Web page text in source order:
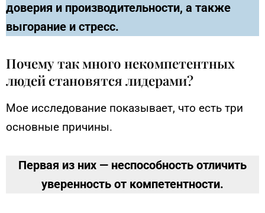
доверия и производительности, а также
выгорание и стресс.
Почему так много некомпетентных
людей становятся лидерами?
Мое исследование показывает, что есть три
основные причины.
Первая из них — неспособность отличить
уверенность от компетентности.